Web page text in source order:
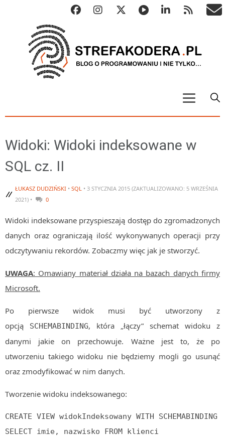
ALGO
Algorytmy sortowania
Algorytmy konwersji
Algorytmy wyszukiwania
Inne
DEV
Pascal
.htaccess
HTML 5
CSS 3
JavaScript
PHP
Widoki: Widoki indeksowane w
SQL cz. II
ŁUKASZ DUDZIŃSKI • SQL • 3 STYCZNIA 2015 (ZAKTUALIZOWANO: 5 WRZEŚNIA
2021) •
0
Widoki indeksowane przyspieszają dostęp do zgromadzonych
danych oraz ograniczają ilość wykonywanych operacji przy
odczytywaniu rekordów. Zobaczmy więc jak je stworzyć.
UWAGA: Omawiany materiał działa na bazach danych firmy
Microsoft.
Po pierwsze widok musi być utworzony z
opcją
SCHEMABINDING, która „łączy” schemat widoku z
danymi jakie on przechowuje. Ważne jest to, że po
utworzeniu takiego widoku nie będziemy mogli go usunąć
oraz zmodyfikować w nim danych.
Tworzenie widoku indeksowanego:
CREATE VIEW widokIndeksowany WITH SCHEMABINDING
SELECT imie, nazwisko FROM klienci